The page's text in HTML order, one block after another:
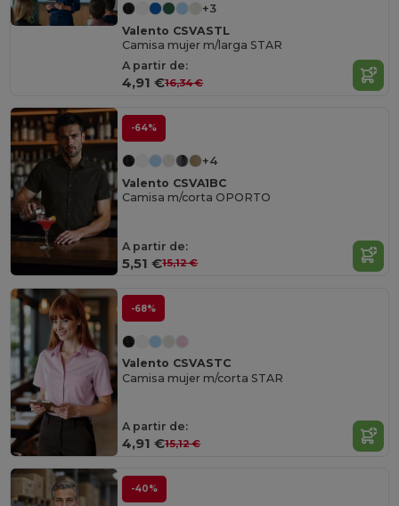
+3
Valento CSVASTL
Camisa mujer m/larga STAR
A partir de:
4,91 €16,34 €
-64%
+4
Valento CSVA1BC
Camisa m/corta OPORTO
A partir de:
5,51 €15,12 €
-68%
Valento CSVASTC
Camisa mujer m/corta STAR
A partir de:
4,91 €15,12 €
-40%